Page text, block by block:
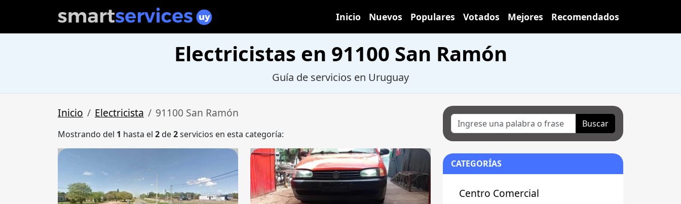
Inicio Nuevos Populares Votados Mejores Recomendados
Electricistas en 91100 San Ramón
Guía de servicios en Uruguay
Inicio Electricista 91100 San Ramón
Mostrando del 1 hasta el 2de2servicios en esta categoría:
Buscar
CATEGORÍAS
Centro Comercial